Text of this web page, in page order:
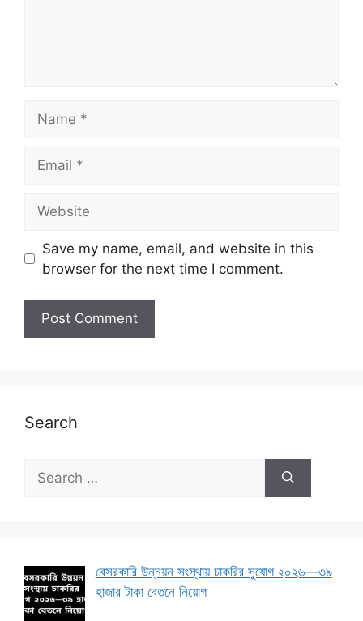
Save my name, email, and website in this
browser for the next time I comment.
Search
Search
for:
বেসরকারি উন্নয়ন সংস্থায় চাকরির সুযোগ ২০২৬—৩৯
হাজার টাকা বেতনে নিয়োগ